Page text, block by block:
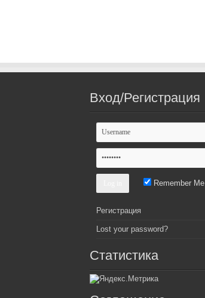
Вход/Регистрация
Remember Me
Регистрация
Lost your password?
Статистика